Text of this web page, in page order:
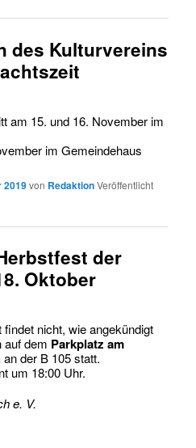
des Kulturvereins
am 15. und 16. November im
im Gemeindehaus
2019von RedaktionVeröffentlicht
der
Oktober
nicht, wie angekündigt
auf dem Parkplatz am
an der B 105 statt.
um 18:00 Uhr.
e. V.